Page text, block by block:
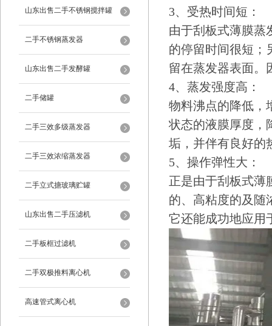
山东出售二手不锈钢搅拌罐
二手不锈钢蒸发器
山东出售二手发酵罐
二手储罐
二手三效多级蒸发器
二手三效浓缩蒸发器
二手立式搪玻璃贮罐
山东出售二手压滤机
二手板框过滤机
二手双极推料离心机
高速管式离心机
3、受热时间短：
由于刮板式薄膜蒸
的停留时间很短；
留在蒸发器表面。
4、蒸发强度高：
物料沸点的降低，
状态的液膜厚度，
垢，并伴有良好的
5、操作弹性大：
正是由于刮板式薄
的、高粘度的及随
它还能成功地应用